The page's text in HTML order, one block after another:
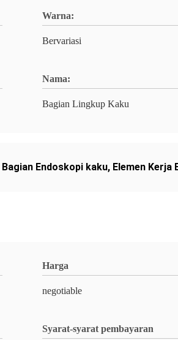
Warna:
Bervariasi
Nama:
Bagian Lingkup Kaku
Bagian Endoskopi kaku, Elemen Kerja
Harga
negotiable
Syarat-syarat pembayaran